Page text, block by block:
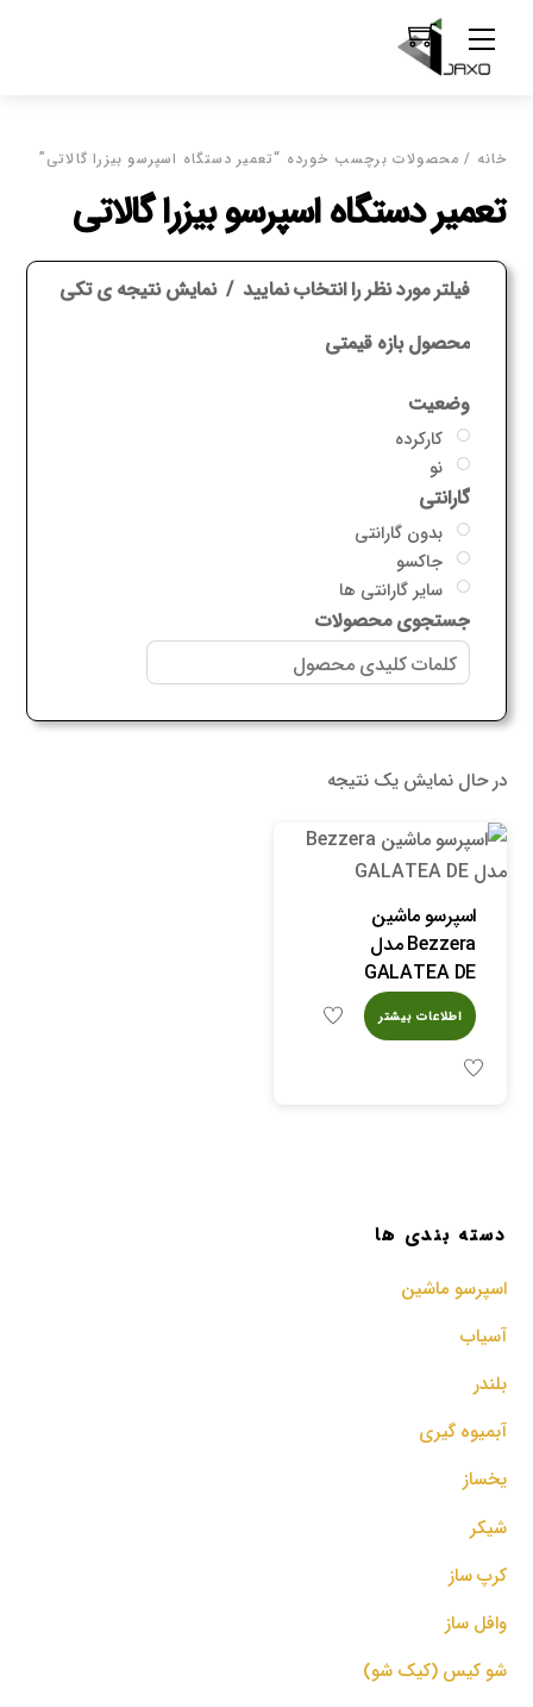
content
Menu
خانه / محصولات برچسب خورده “تعمیر دستگاه اسپرسو بیزرا گالاتی”
تعمیر دستگاه اسپرسو بیزرا گالاتی
فیلتر مورد نظر را انتخاب نمایید نمایش نتیجه ی تکی
محصول بازه قیمتی
وضعیت
کارکرده
نو
گارانتی
بدون گارانتی
جاکسو
سایر گارانتی ها
جستجوی محصولات
در حال نمایش یک نتیجه
اسپرسو ماشین
Bezzera مدل
GALATEA DE
اطلاعات بیشتر
دسته بندی ها
اسپرسو‌ ماشین
آسیاب
بلندر
آبمیوه گیری
یخساز
شیکر
کرپ ساز
وافل ساز
شو کیس (کیک شو)